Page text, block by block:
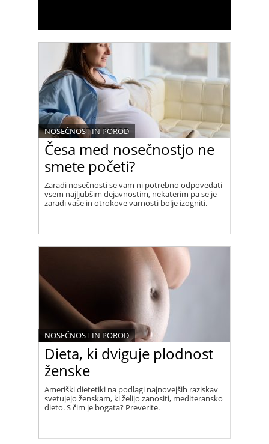
Česa med nosečnostjo ne
smete početi?
NOSEČNOST IN POROD
Zaradi nosečnosti se vam ni potrebno odpovedati
vsem najljubšim dejavnostim, nekaterim pa se je
zaradi vaše in otrokove varnosti bolje izogniti.
Dieta, ki dviguje plodnost
ženske
NOSEČNOST IN POROD
Ameriški dietetiki na podlagi najnovejših raziskav
svetujejo ženskam, ki želijo zanositi, mediteransko
dieto. S čim je bogata? Preverite.